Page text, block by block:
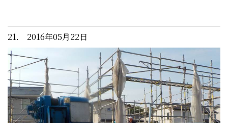
21. 2016年05月22日